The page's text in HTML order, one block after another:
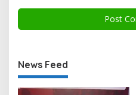
News Feed